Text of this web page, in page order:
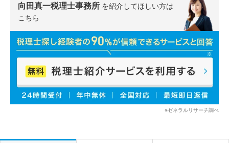
向田真一税理士事務所 を紹介してほしい方は
こちら
※ゼネラルリサーチ調べ